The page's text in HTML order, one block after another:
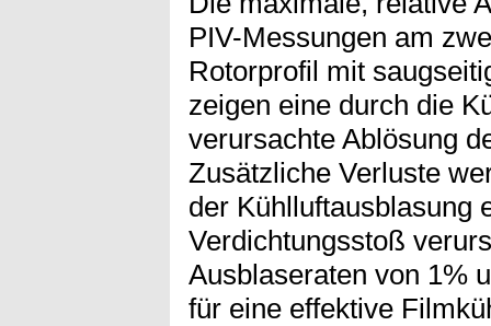
PIV-Messungen am
Rotorprofil mit
zeigen eine durch die
verursachte Ablösung
Zusätzliche Verluste
der Kühlluftausblasung
Verdichtungsstoß
Ausblaseraten von 1%
für eine effektive